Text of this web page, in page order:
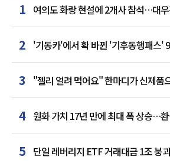
1 여의도 화랑 현설에 2개사 참석…대
거점 확보하나
2 '기동카'에서 확 바뀐 '기후동행패스'
카드사 경쟁
3
"젤리 얼려 먹어요" 한마디가 신제
된 SNS
4 원화 가치 17년 만에 최대 폭 상승…
5 단일 레버리지 ETF 거래대금 1조 붕